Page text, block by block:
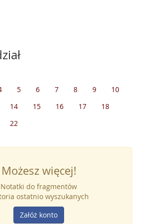
5 6 7 8 9
10
14 15 16 17
18
22
Możesz więcej!
Notatki do fragmentów
ostatnio wyszukanych
Załóż konto